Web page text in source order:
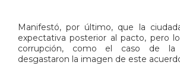
Manifestó, por último, que la
expectativa posterior al pacto, pero
corrupción, como el caso de la
desgastaron la imagen de este